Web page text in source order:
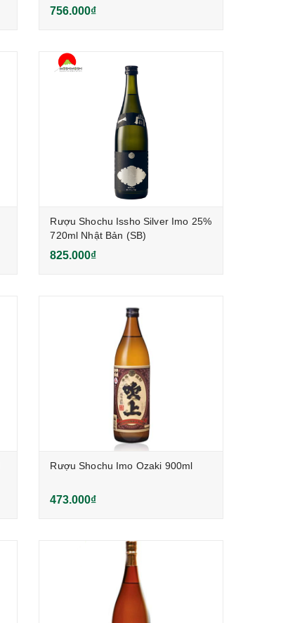
756.000₫
Rượu Shochu Issho Silver Imo 25%
720ml Nhật Bản (SB)
825.000₫
Rượu Shochu Imo Ozaki 900ml
473.000₫